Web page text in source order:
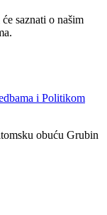
saznati o našim
i Politikom
obuću Grubin